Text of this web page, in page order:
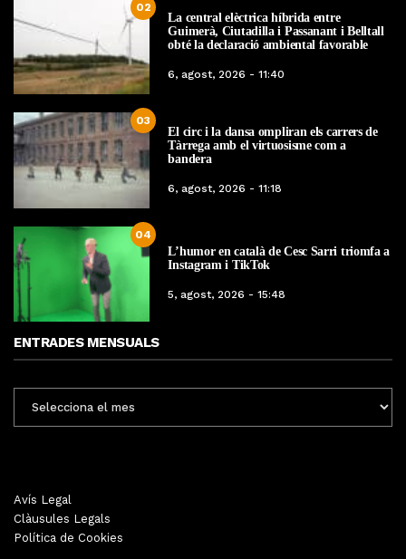
02
La central elèctrica híbrida entre
Guimerà, Ciutadilla i Passanant i Belltall
obté la declaració ambiental favorable
6, agost, 2026 - 11:40
03
El circ i la dansa ompliran els carrers de
Tàrrega amb el virtuosisme com a
bandera
6, agost, 2026 - 11:18
04
L’humor en català de Cesc Sarri triomfa a
Instagram i TikTok
5, agost, 2026 - 15:48
ENTRADES MENSUALS
MENSUALS
Avís Legal
Clàusules Legals
Política de Cookies